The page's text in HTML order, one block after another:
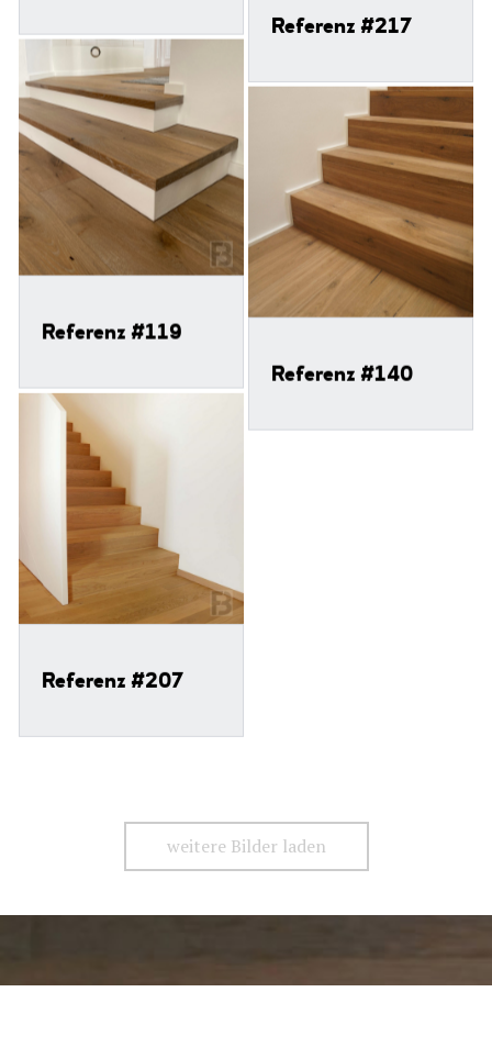
Referenz #217
Referenz #119
Referenz #140
Referenz #207
weitere Bilder laden